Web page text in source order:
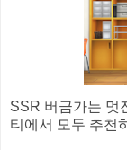
SSR 버금가는 멋
티에서 모두 추천